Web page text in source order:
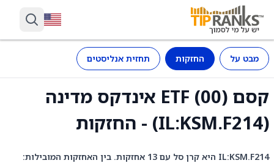
מבט על החזקות תחזית אנליסטים
קסם ETF (00) אינדקס מדינה
(IL:KSM.F214) - החזקות
IL:KSM.F214 היא קרן סל עם 13 אחזקות. בין האחזקות המובילות: